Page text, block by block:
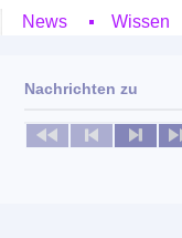
News
Wissen
Nachrichten zu
Keine News verfügbar